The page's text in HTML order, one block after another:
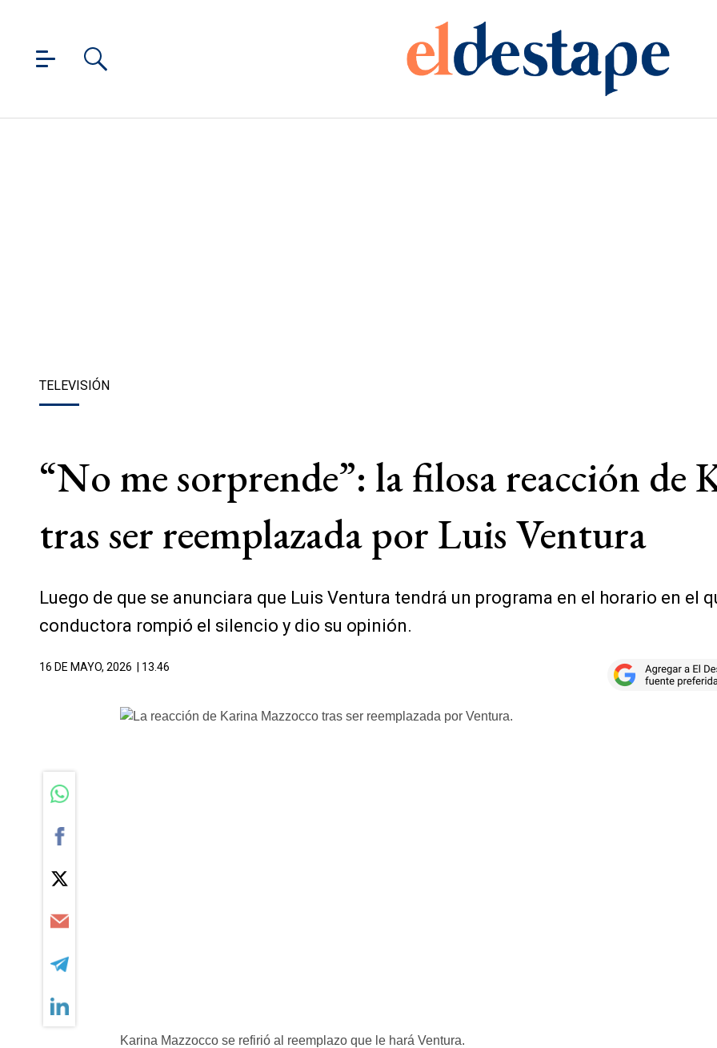
TELEVISIÓN
“No me sorprende”: la filosa reacción de
tras ser reemplazada por Luis Ventura
Luego de que se anunciara que Luis Ventura tendrá un programa en el horario en el
conductora rompió el silencio y dio su opinión.
16 DE MAYO, 2026 | 13.46
Karina Mazzocco se refirió al reemplazo que le hará Ventura.